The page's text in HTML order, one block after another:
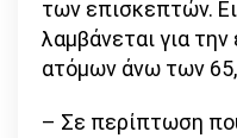
των επισκεπτών.
λαμβάνεται για
ατόμων άνω των
– Σε περίπτωση